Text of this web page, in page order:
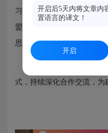
习实战基地”，共建马尾区
盟等平台，打造独具船政
思政教育质量和效果。
未来，双方将通过定
式，持续深化合作交流，为
开启后5天内将文章内
置语言的译文！
开启